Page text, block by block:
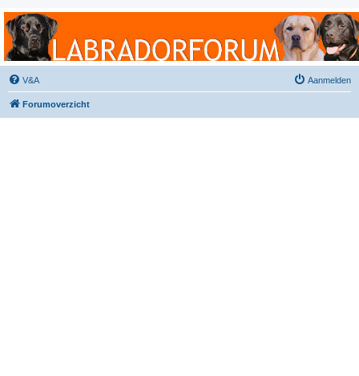
Labradorforum
Het gezelligste Labradorforum van Nederland en België!
V&A Aanmelden
Forumoverzicht